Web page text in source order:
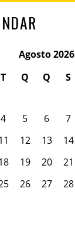
Agosto 2026
T Q Q S
4 5 6 7
12 13 14
19 20 21
26 27 28